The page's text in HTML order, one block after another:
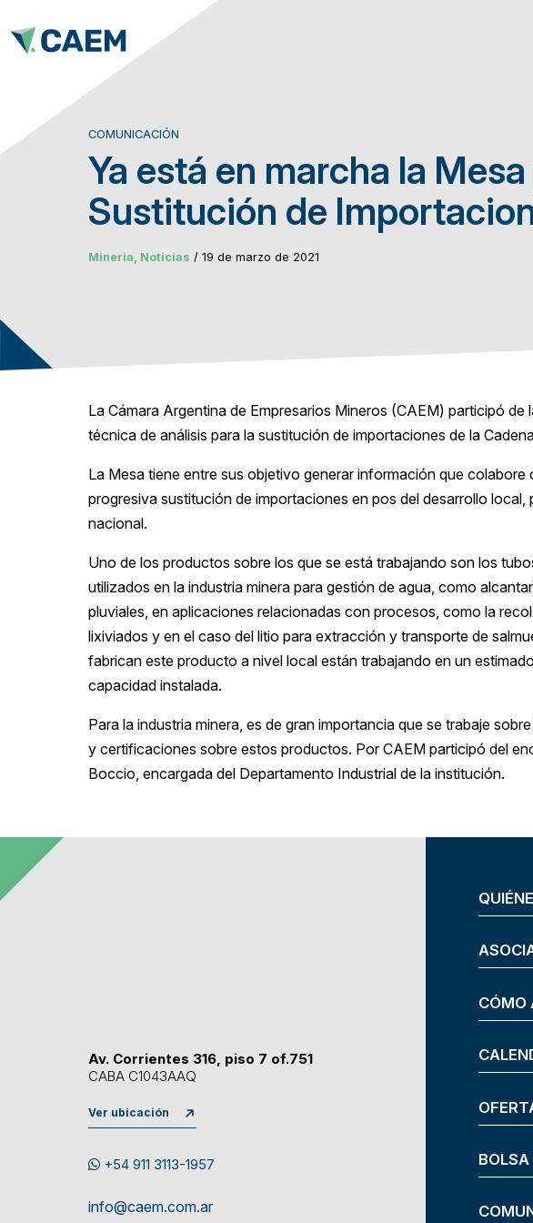
COMUNICACIÓN
Ya está en marcha la
Sustitución de
Mineria, Noticias / 19 de marzo de 2021
La Cámara Argentina de Empresarios Mineros (CAEM) participó de
técnica de análisis para la sustitución de importaciones de la
La Mesa tiene entre sus objetivo generar información que colabore
progresiva sustitución de importaciones en pos del desarrollo local,
nacional.
Uno de los productos sobre los que se está trabajando son los
utilizados en la industria minera para gestión de agua, como
pluviales, en aplicaciones relacionadas con procesos, como la
lixiviados y en el caso del litio para extracción y transporte de
fabrican este producto a nivel local están trabajando en un
capacidad instalada.
Para la industria minera, es de gran importancia que se trabaje
y certificaciones sobre estos productos. Por CAEM participó del
Boccio, encargada del Departamento Industrial de la institución.
Av. Corrientes 316, piso 7 of.751
CABA C1043AAQ
Ver ubicación
+54 911 3113-1957
info@caem.com.ar
CÓMO